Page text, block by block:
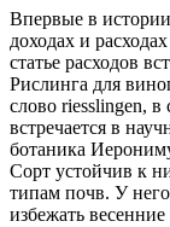
Впервые в
доходах и
статье расходов
Рислинга для
слово riesslingen,
встречается в
ботаника
Сорт устойчив к
типам почв. У
избежать весенние